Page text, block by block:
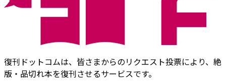
復刊ドットコムは、皆さまからのリクエスト投票により、絶
版・品切れ本を復刊させるサービスです。